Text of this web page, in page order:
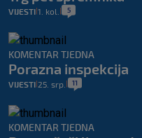
VIJESTI 1. kol. 5
KOMENTAR TJEDNA
Porazna inspekcija
VIJESTI 25. srp. 11
KOMENTAR TJEDNA